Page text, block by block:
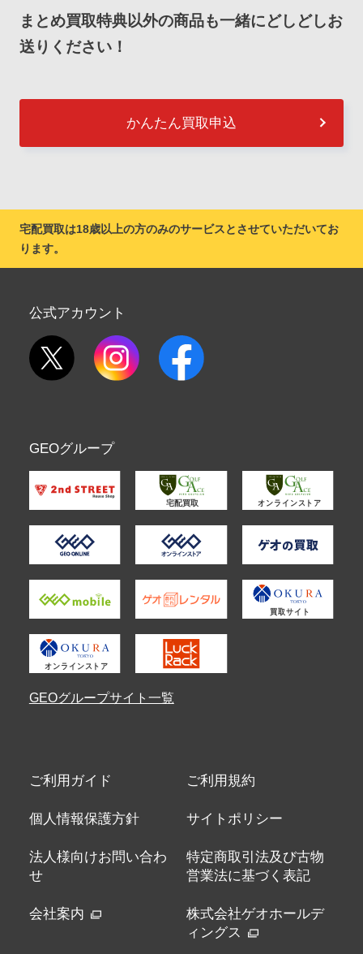
まとめ買取特典以外の商品も一緒にどしどしお
送りください！
かんたん買取申込
宅配買取は18歳以上の方のみのサービスとさせていただいてお
ります。
公式アカウント
GEOグループ
GEOグループサイト一覧
ご利用ガイド ご利用規約
個人情報保護方針 サイトポリシー
法人様向けお問い合わ
せ
特定商取引法及び古物
営業法に基づく表記
会社案内
株式会社ゲオホールデ
ィングス